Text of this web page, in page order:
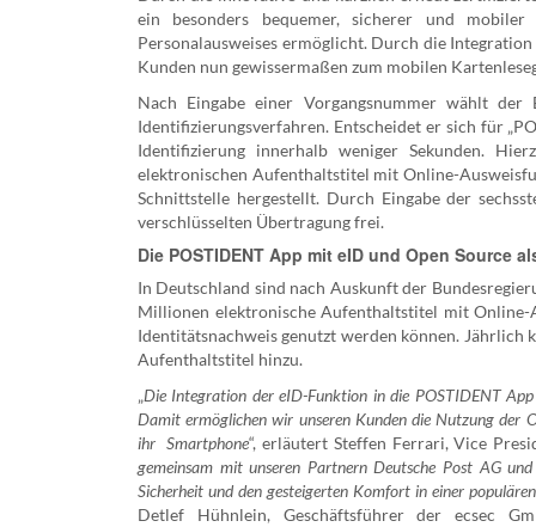
ein besonders bequemer, sicherer und
Personalausweises ermöglicht. Durch die
Kunden nun gewissermaßen zum mobilen
Nach Eingabe einer Vorgangsnummer wählt
Identifizierungsverfahren. Entscheidet er sich für
Identifizierung innerhalb weniger Sekunden.
elektronischen Aufenthaltstitel mit Online-
Schnittstelle hergestellt. Durch Eingabe der
verschlüsselten Übertragung frei.
Die POSTIDENT App mit eID und Open Source
In Deutschland sind nach Auskunft der
Millionen elektronische Aufenthaltstitel mit Online-
Identitätsnachweis genutzt werden können.
Aufenthaltstitel hinzu.
„Die Integration der eID-Funktion in die POSTIDENT
Damit ermöglichen wir unseren Kunden die Nutzung der
ihr Smartphone“, erläutert Steffen Ferrari, Vice
gemeinsam mit unseren Partnern Deutsche Post AG
Sicherheit und den gesteigerten Komfort in einer
Detlef Hühnlein, Geschäftsführer der ecsec